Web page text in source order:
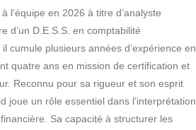
l’équipe en 2026 à titre d’analyste
d’un D.E.S.S. en comptabilité
cumule plusieurs années d’expérience en
quatre ans en mission de certification et
Reconnu pour sa rigueur et son esprit
joue un rôle essentiel dans l’interprétation
Sa capacité à structurer les